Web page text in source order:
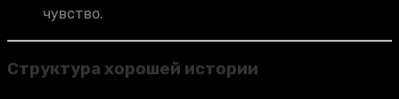
чувство.
Структура хорошей истории